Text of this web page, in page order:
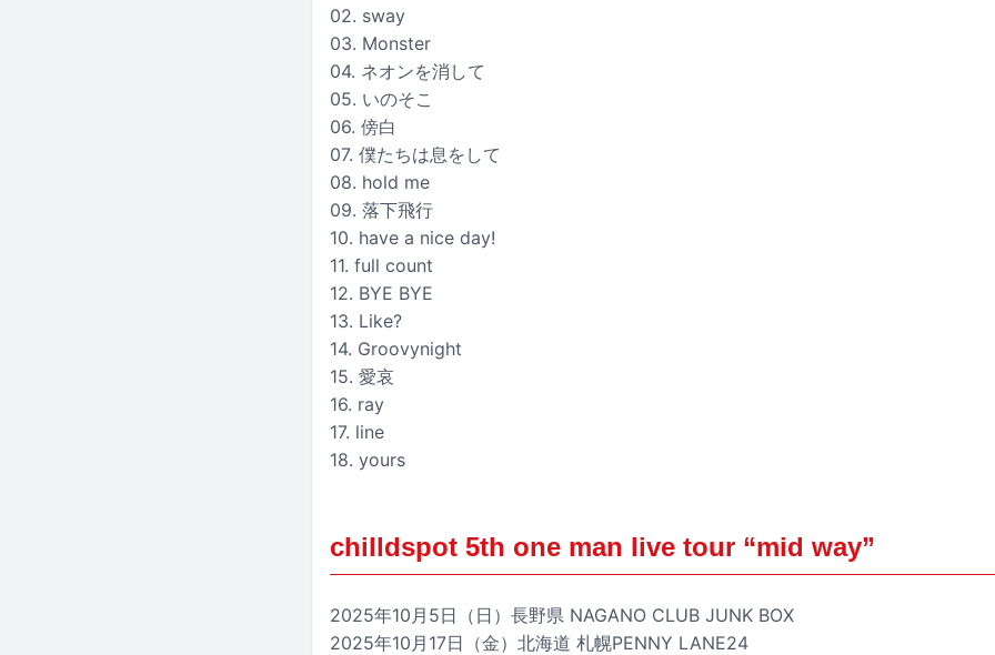
02. sway
03. Monster
04. ネオンを消して
05. いのそこ
06. 傍白
07. 僕たちは息をして
08. hold me
09. 落下飛行
10. have a nice day!
11. full count
12. BYE BYE
13. Like?
14. Groovynight
15. 愛哀
16. ray
17. line
18. yours
chilldspot 5th one man live tour “mid way”
2025年10月5日（日）長野県 NAGANO CLUB JUNK BOX
2025年10月17日（金）北海道 札幌PENNY LANE24